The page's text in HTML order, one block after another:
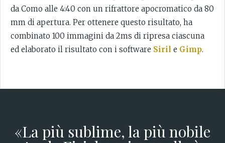
da Como alle 4:40 con un rifrattore apocromatico da 80
mm di apertura. Per ottenere questo risultato, ha
combinato 100 immagini da 2ms di ripresa ciascuna
ed elaborato il risultato con i software Siril e Gimp.
«La più sublime, la più nobile